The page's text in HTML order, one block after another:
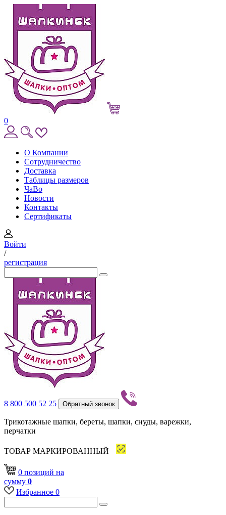
0
О Компании
Сотрудничество
Доставка
Таблицы размеров
ЧаВо
Новости
Контакты
Сертификаты
Войти
/
регистрация
8 800 500 52 25 Обратный звонок
Трикотажные шапки, береты, шапки, снуды, варежки,
перчатки
ТОВАР МАРКИРОВАННЫЙ
0 позиций на
сумму 0
Избранное 0